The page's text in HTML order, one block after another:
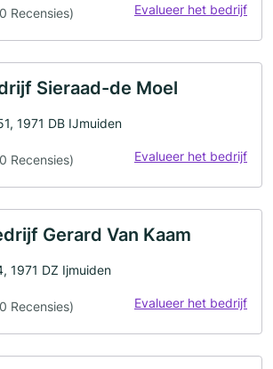
Recensies) Evalueer het bedrijf
Sieraad-de Moel
1971 DB IJmuiden
Recensies) Evalueer het bedrijf
Gerard Van Kaam
1971 DZ Ijmuiden
Recensies) Evalueer het bedrijf